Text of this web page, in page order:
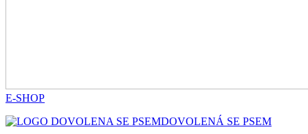
E-SHOP
DOVOLENÁ SE PSEM